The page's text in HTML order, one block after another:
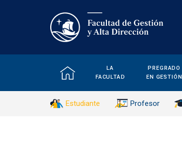
LA
FACULTAD
PREGRADO
EN GESTIÓN
Estudiante Profesor